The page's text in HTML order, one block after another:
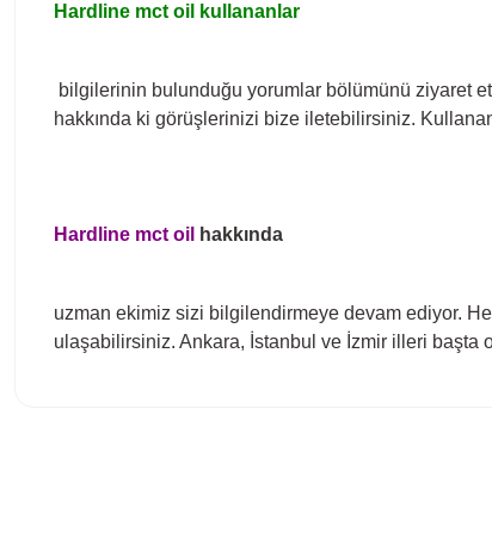
Hardline mct oil kullananlar
bilgilerinin bulunduğu yorumlar bölümünü ziyaret
hakkında ki görüşlerinizi bize iletebilirsiniz.
Hardline mct oil hakkında
uzman ekimiz sizi bilgilendirmeye devam ediyor.
ulaşabilirsiniz. Ankara, İstanbul ve İzmir illeri başta